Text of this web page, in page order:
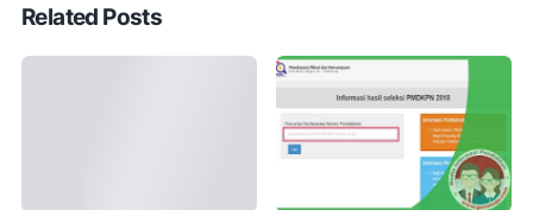
Related Posts